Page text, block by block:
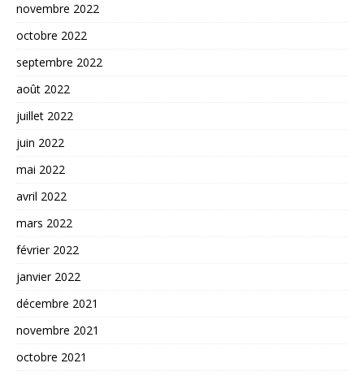
novembre 2022
octobre 2022
septembre 2022
août 2022
juillet 2022
juin 2022
mai 2022
avril 2022
mars 2022
février 2022
janvier 2022
décembre 2021
novembre 2021
octobre 2021